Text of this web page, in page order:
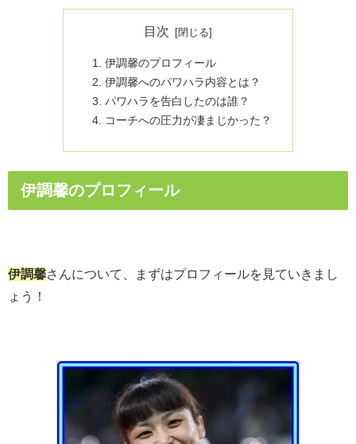
目次
伊調馨のプロフィール
伊調馨へのパワハラ内容とは？
パワハラを告白したのは誰？
コーチへの圧力が凄まじかった？
伊調馨のプロフィール
伊調馨さんについて、まずはプロフィールを見ていきまし
ょう！